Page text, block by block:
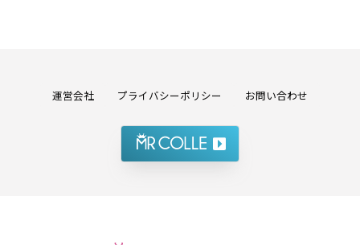
運営会社 プライバシーポリシー お問い合わせ